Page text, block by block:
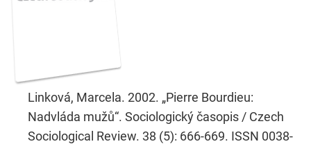
Linková, Marcela. 2002. „Pierre Bourdieu:
Nadvláda mužů“. Sociologický časopis / Czech
Sociological Review. 38 (5): 666-669. ISSN 0038-